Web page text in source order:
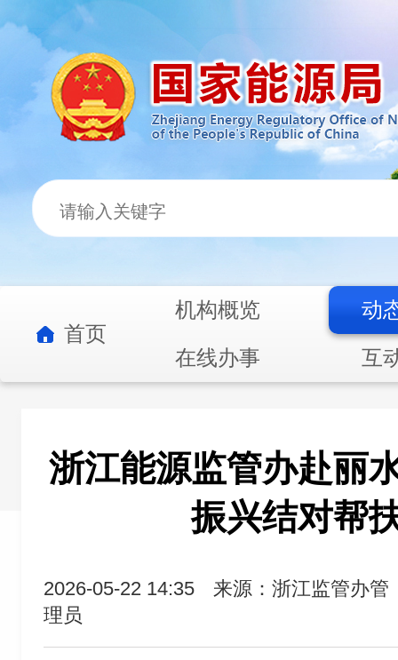
首页
机构概览
动
在线办事
互
浙江能源监管办赴丽
振兴结对帮
2026-05-22 14:35
来源：浙江监管办管
理员